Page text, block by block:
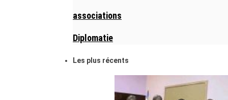
associations
Diplomatie
Les plus récents